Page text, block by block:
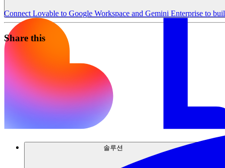
솔루션
Connect Lovable to Google Workspace and Gemini Enterprise to
Share this